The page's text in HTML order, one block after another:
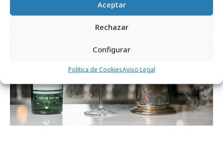
Aceptar
Rechazar
Configurar
Política de CookiesAviso Legal